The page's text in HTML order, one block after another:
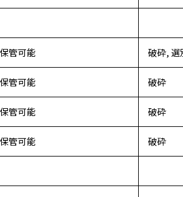
管可能 破砕, 選
管可能 破砕
管可能 破砕
管可能 破砕